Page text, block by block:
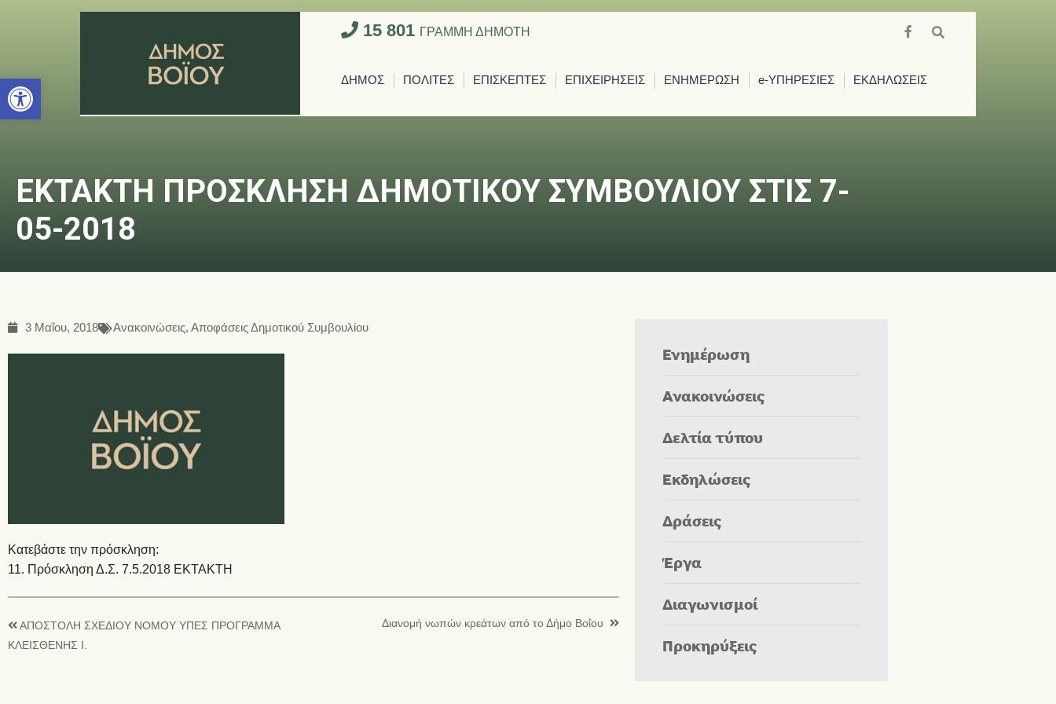
Ανοίξτε τη γραμμή εργαλείων
15 801 ΓΡΑΜΜΗ ΔΗΜΟΤΗ
ΔΗΜΟΣ ΠΟΛΙΤΕΣ ΕΠΙΣΚΕΠΤΕΣ ΕΠΙΧΕΙΡΗΣΕΙΣ ΕΝΗΜΕΡΩΣΗ e-ΥΠΗΡΕΣΙΕΣ ΕΚΔΗΛΩΣΕΙΣ
ΕΚΤΑΚΤΗ ΠΡΟΣΚΛΗΣΗ ΔΗΜΟΤΙΚΟΥ ΣΥΜΒΟΥΛΙΟΥ ΣΤΙΣ 7-
05-2018
3 Μαΐου, 2018 Ανακοινώσεις,Αποφάσεις Δημοτικού Συμβουλίου
Κατεβάστε την πρόσκληση:
11. Πρόσκληση Δ.Σ. 7.5.2018 ΕΚΤΑΚΤΗ
ΑΠΟΣΤΟΛΗ ΣΧΕΔΙΟΥ ΝΟΜΟΥ ΥΠΕΣ ΠΡΟΓΡΑΜΜΑ
ΚΛΕΙΣΘΕΝΗΣ Ι.
Διανομή νωπών κρεάτων από το Δήμο Βοΐου
Ενημέρωση
Ανακοινώσεις
Δελτία τύπου
Εκδηλώσεις
Δράσεις
Έργα
Διαγωνισμοί
Προκηρύξεις